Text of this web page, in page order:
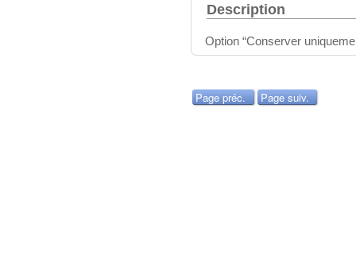
Description
Option “Conserver
Page préc. Page suiv.